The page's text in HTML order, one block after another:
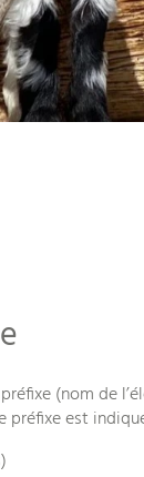
(nom de
préfixe est